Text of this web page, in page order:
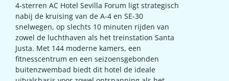
4-sterren AC Hotel Sevilla Forum ligt strategisch
nabij de kruising van de A-4 en SE-30
snelwegen, op slechts 10 minuten rijden van
zowel de luchthaven als het treinstation Santa
Justa. Met 144 moderne kamers, een
fitnesscentrum en een seizoensgebonden
buitenzwembad biedt dit hotel de ideale